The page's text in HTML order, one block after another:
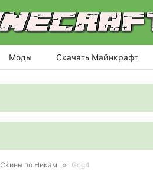
Моды Скачать Майнкрафт
Скины по Никам » Gog4